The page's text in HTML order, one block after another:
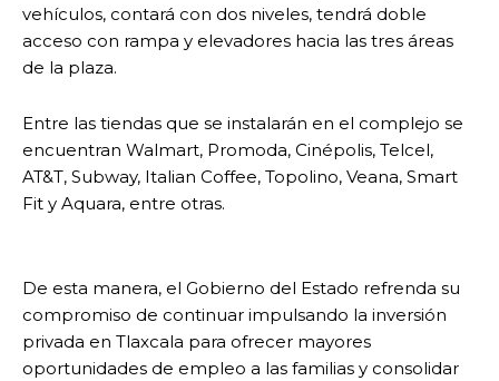
vehículos, contará con dos niveles, tendrá doble
acceso con rampa y elevadores hacia las tres áreas
de la plaza.
Entre las tiendas que se instalarán en el complejo se
encuentran Walmart, Promoda, Cinépolis, Telcel,
AT&T, Subway, Italian Coffee, Topolino, Veana, Smart
Fit y Aquara, entre otras.
De esta manera, el Gobierno del Estado refrenda su
compromiso de continuar impulsando la inversión
privada en Tlaxcala para ofrecer mayores
oportunidades de empleo a las familias y consolidar